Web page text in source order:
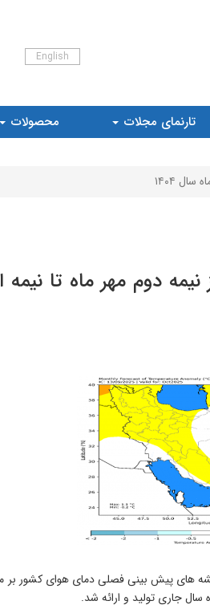
English
تارنمای مجلات محصولات
۱۴۰۴
دوم مهر ماه تا نیمه
های پیش بینی فصلی دمای هوای کشور بر
سال جاری تولید و ارائه شد.